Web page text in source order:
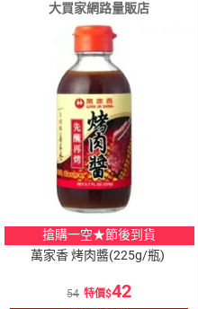
大買家網路量販店
搶購一空★節後到貨
萬家香 烤肉醬(225g/瓶)
54 特價 42